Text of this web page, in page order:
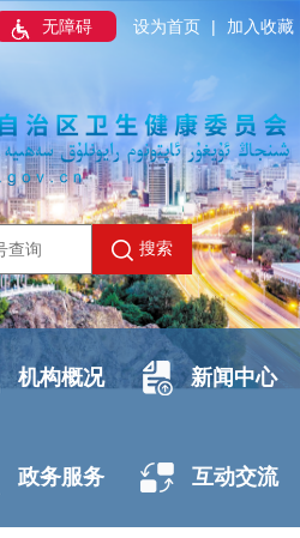
无障碍 设为首页 | 加入收藏
搜索
机构概况 新闻中心
政务服务 互动交流